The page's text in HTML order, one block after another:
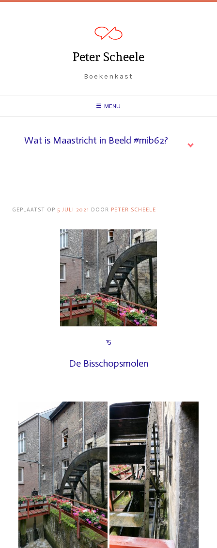
Peter Scheele
Boekenkast
MENU
Wat is Maastricht in Beeld #mib62?
GEPLAATST OP 5 JULI 2021 DOOR PETER SCHEELE
15
De Bisschopsmolen